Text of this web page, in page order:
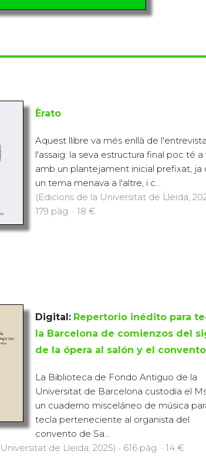
Èrato
Aquest llibre va més enllà de
l'assaig: la seva estructura final poc té a
amb un plantejament inicial prefixat, ja
un tema menava a l'altre, i c...
(Edicions de la Universitat de Lleida,
179 pàg. · 18 €
Digital: Repertorio inédito para
la Barcelona de comienzos del
de la ópera al salón y el convento
La Biblioteca de Fondo Antiguo de la
Universitat de Barcelona custodia el Ms.
un cuaderno misceláneo de música
tecla perteneciente al organista del
convento de Sa...
de Lleida, 2025) · 616 pàg. · 14 €